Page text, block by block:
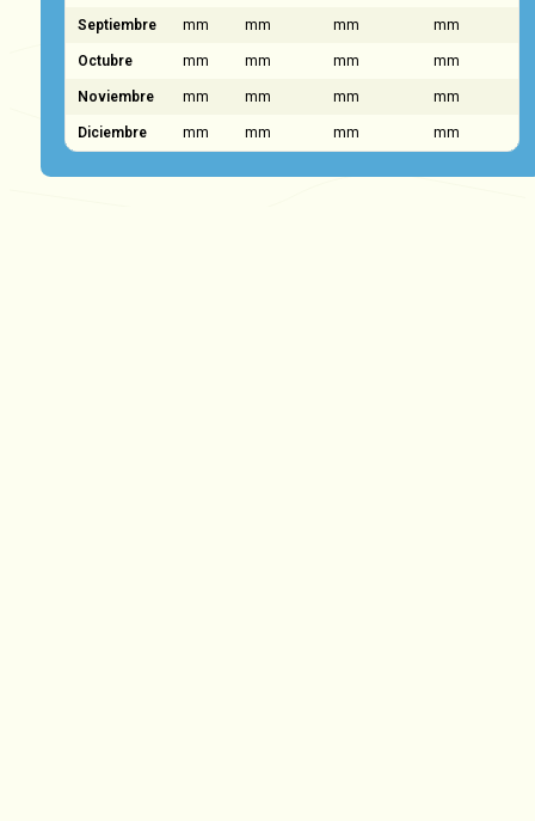
Septiembre mm mm mm mm
Octubre mm mm mm mm
Noviembre mm mm mm mm
Diciembre mm mm mm mm